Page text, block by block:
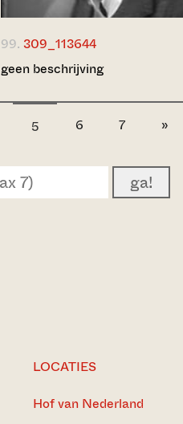
99. 309_113644
geen beschrijving
5 6 7 »
ga!
LOCATIES
Hof van Nederland